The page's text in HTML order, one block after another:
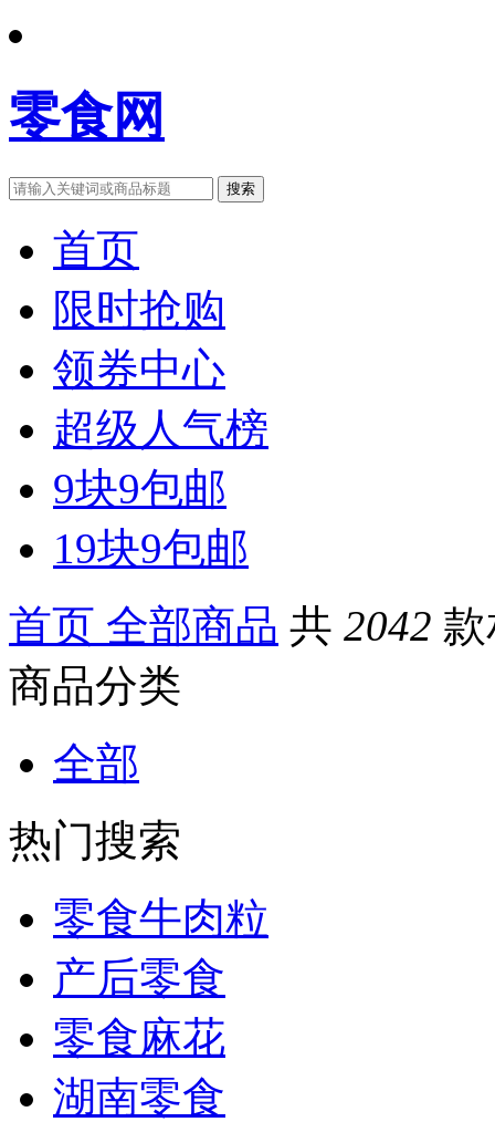
零食网
搜索
首页
限时抢购
领券中心
超级人气榜
9块9包邮
19块9包邮
首页 全部商品 共 2042
商品分类
全部
热门搜索
零食牛肉粒
产后零食
零食麻花
湖南零食